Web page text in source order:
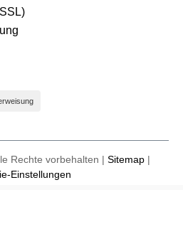
Rechte vorbehalten | Sitemap|
Einstellungen